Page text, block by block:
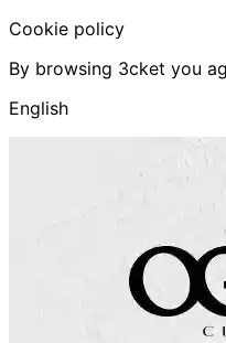
Cookie policy
By browsing 3cket you
English